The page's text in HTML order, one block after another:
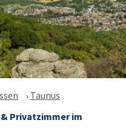
Taunus
Privatzimmer im